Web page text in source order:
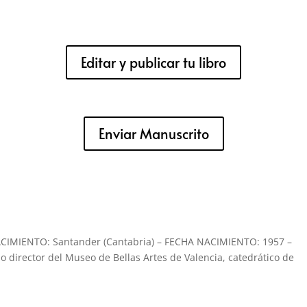
Editar y publicar tu libro
Enviar Manuscrito
Santander (Cantabria) – FECHA NACIMIENTO: 1957 –
director del Museo de Bellas Artes de Valencia, catedrático de